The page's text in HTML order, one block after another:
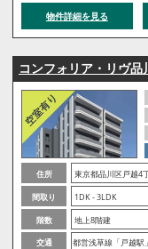
物件詳細を見る
コンフォリア・リヴ品
住所
東京都品川区戸越4
間取り
1DK - 3LDK
階数
地上8階建
交通
都営浅草線「戸越駅